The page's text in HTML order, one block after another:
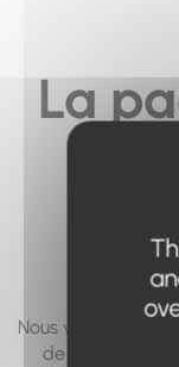
La
Nous vous
de page, ou à